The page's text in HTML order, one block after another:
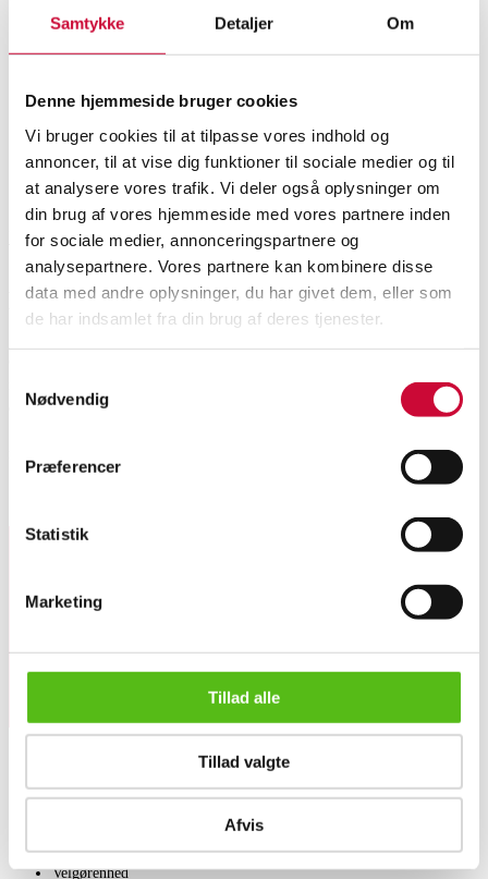
Samtykke Detaljer Om
Denne hjemmeside bruger cookies
Vi bruger cookies til at tilpasse vores indhold og
annoncer, til at vise dig funktioner til sociale medier og til
at analysere vores trafik. Vi deler også oplysninger om
din brug af vores hjemmeside med vores partnere inden
for sociale medier, annonceringspartnere og
analysepartnere. Vores partnere kan kombinere disse
data med andre oplysninger, du har givet dem, eller som
de har indsamlet fra din brug af deres tjenester.
Nødvendig
Præferencer
Statistik
Marketing
Tillad alle
Tillad valgte
Afvis
Sølvbestik
Just Andersen for Georg
Jensen, 'Blok'. middagsbestik
af sterlingsølv (24)
SHOWROOM
København
VURDERING
DKK 11.000
VARENUMMER
6536523
Beskrivelse
middagsknive med blade af rustfrit stål (22,5 cm), 8 middagsgafler (18,3
cm) samt 8 middagsskeer (19 cm). Designet af Just Andersen i 1934.
Tilmeld dig vores nyhedsbrev og modtag nyheder samt
Kontakt os
Velgørenhed